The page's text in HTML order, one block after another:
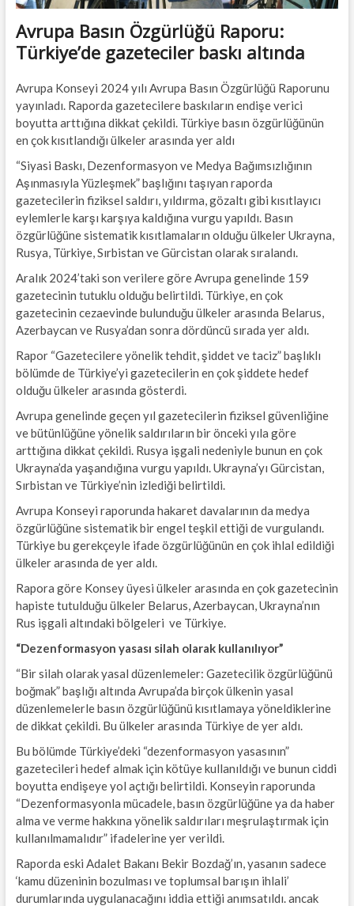
Avrupa Basın Özgürlüğü Raporu:
Türkiye’de gazeteciler baskı altında
Avrupa Konseyi 2024 yılı Avrupa Basın Özgürlüğü Raporunu
yayınladı. Raporda gazetecilere baskıların endişe verici
boyutta arttığına dikkat çekildi. Türkiye basın özgürlüğünün
en çok kısıtlandığı ülkeler arasında yer aldı
“Siyasi Baskı, Dezenformasyon ve Medya Bağımsızlığının
Aşınmasıyla Yüzleşmek” başlığını taşıyan raporda
gazetecilerin fiziksel saldırı, yıldırma, gözaltı gibi kısıtlayıcı
eylemlerle karşı karşıya kaldığına vurgu yapıldı. Basın
özgürlüğüne sistematik kısıtlamaların olduğu ülkeler Ukrayna,
Rusya, Türkiye, Sırbistan ve Gürcistan olarak sıralandı.
Aralık 2024’taki son verilere göre Avrupa genelinde 159
gazetecinin tutuklu olduğu belirtildi. Türkiye, en çok
gazetecinin cezaevinde bulunduğu ülkeler arasında Belarus,
Azerbaycan ve Rusya’dan sonra dördüncü sırada yer aldı.
Rapor “Gazetecilere yönelik tehdit, şiddet ve taciz” başlıklı
bölümde de Türkiye’yi gazetecilerin en çok şiddete hedef
olduğu ülkeler arasında gösterdi.
Avrupa genelinde geçen yıl gazetecilerin fiziksel güvenliğine
ve bütünlüğüne yönelik saldırıların bir önceki yıla göre
arttığına dikkat çekildi. Rusya işgali nedeniyle bunun en çok
Ukrayna’da yaşandığına vurgu yapıldı. Ukrayna’yı Gürcistan,
Sırbistan ve Türkiye’nin izlediği belirtildi.
Avrupa Konseyi raporunda hakaret davalarının da medya
özgürlüğüne sistematik bir engel teşkil ettiği de vurgulandı.
Türkiye bu gerekçeyle ifade özgürlüğünün en çok ihlal edildiği
ülkeler arasında de yer aldı.
Rapora göre Konsey üyesi ülkeler arasında en çok gazetecinin
hapiste tutulduğu ülkeler Belarus, Azerbaycan, Ukrayna’nın
Rus işgali altındaki bölgeleri ve Türkiye.
“Dezenformasyon yasası silah olarak kullanılıyor”
“Bir silah olarak yasal düzenlemeler: Gazetecilik özgürlüğünü
boğmak” başlığı altında Avrupa’da birçok ülkenin yasal
düzenlemelerle basın özgürlüğünü kısıtlamaya yöneldiklerine
de dikkat çekildi. Bu ülkeler arasında Türkiye de yer aldı.
Bu bölümde Türkiye’deki “dezenformasyon yasasının”
gazetecileri hedef almak için kötüye kullanıldığı ve bunun ciddi
boyutta endişeye yol açtığı belirtildi. Konseyin raporunda
“Dezenformasyonla mücadele, basın özgürlüğüne ya da haber
alma ve verme hakkına yönelik saldırıları meşrulaştırmak için
kullanılmamalıdır” ifadelerine yer verildi.
Raporda eski Adalet Bakanı Bekir Bozdağ’ın, yasanın sadece
‘kamu düzeninin bozulması ve toplumsal barışın ihlali’
durumlarında uygulanacağını iddia ettiği anımsatıldı. ancak